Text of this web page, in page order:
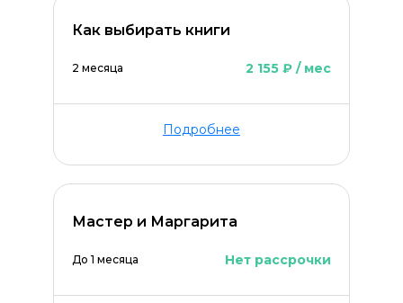
Как выбирать книги
2 месяца 2 155 ₽ / мес
Подробнее
Мастер и Маргарита
До 1 месяца Нет рассрочки